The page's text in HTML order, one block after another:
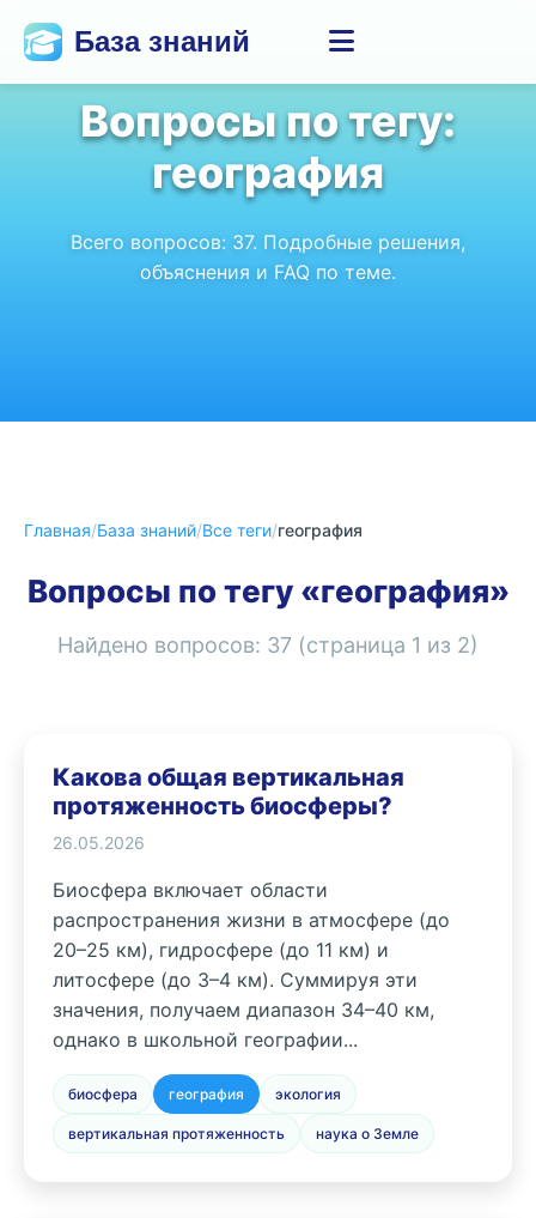
База знаний
Вопросы по тегу:
география
Всего вопросов: 37. Подробные решения,
объяснения и FAQ по теме.
Главная/База знаний/Все теги/география
Вопросы по тегу «география»
Найдено вопросов: 37 (страница 1 из 2)
Какова общая вертикальная
протяженность биосферы?
26.05.2026
Биосфера включает области
распространения жизни в атмосфере (до
20–25 км), гидросфере (до 11 км) и
литосфере (до 3–4 км). Суммируя эти
значения, получаем диапазон 34–40 км,
однако в школьной географии...
биосфера география экология
вертикальная протяженность наука о Земле